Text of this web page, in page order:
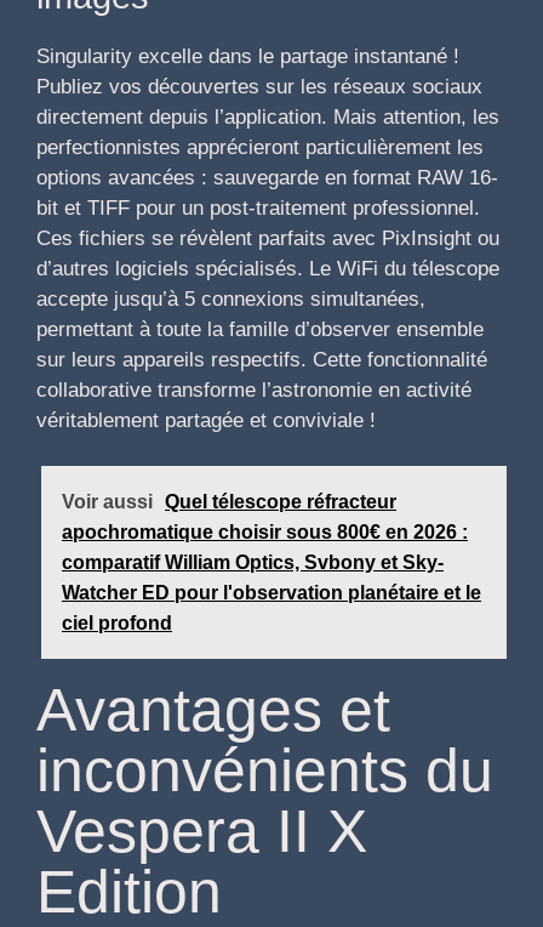
Singularity excelle dans le partage instantané !
Publiez vos découvertes sur les réseaux sociaux
directement depuis l’application. Mais attention, les
perfectionnistes apprécieront particulièrement les
options avancées : sauvegarde en format RAW 16-
bit et TIFF pour un post-traitement professionnel.
Ces fichiers se révèlent parfaits avec PixInsight ou
d’autres logiciels spécialisés. Le WiFi du télescope
accepte jusqu’à 5 connexions simultanées,
permettant à toute la famille d’observer ensemble
sur leurs appareils respectifs. Cette fonctionnalité
collaborative transforme l’astronomie en activité
véritablement partagée et conviviale !
Voir aussi Quel télescope réfracteur
apochromatique choisir sous 800€ en 2026 :
comparatif William Optics, Svbony et Sky-
Watcher ED pour l'observation planétaire et le
ciel profond
Avantages et
inconvénients du
Vespera II X
Edition